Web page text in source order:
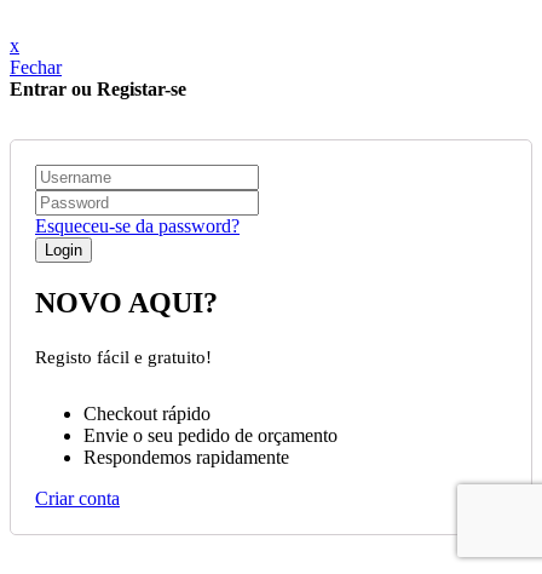
x
Fechar
Entrar ou Registar-se
Esqueceu-se da password?
NOVO AQUI?
Registo fácil e gratuito!
Checkout rápido
Envie o seu pedido de orçamento
Respondemos rapidamente
Criar conta